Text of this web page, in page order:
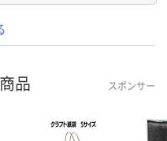
品 スポンサー